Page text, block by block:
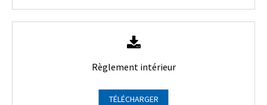
Règlement intérieur
TÉLÉCHARGER